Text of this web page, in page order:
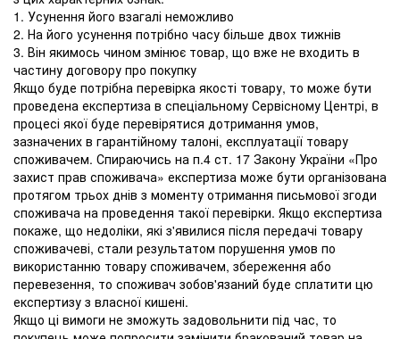
1. Усунення його взагалі неможливо
2. На його усунення потрібно часу більше двох тижнів
3. Він якимось чином змінює товар, що вже не входить в
частину договору про покупку
Якщо буде потрібна перевірка якості товару, то може бути
проведена експертиза в спеціальному Сервісному Центрі, в
процесі якої буде перевірятися дотримання умов,
зазначених в гарантійному талоні, експлуатації товару
споживачем. Спираючись на п.4 ст. 17 Закону України «Про
захист прав споживача» експертиза може бути організована
протягом трьох днів з моменту отримання письмової згоди
споживача на проведення такої перевірки. Якщо експертиза
покаже, що недоліки, які з'явилися після передачі товару
споживачеві, стали результатом порушення умов по
використанню товару споживачем, збереження або
перевезення, то споживач зобов'язаний буде сплатити цю
експертизу з власної кишені.
Якщо ці вимоги не зможуть задовольнити під час, то